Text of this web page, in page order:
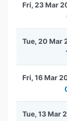
Fri, 23 Mar
Tue, 20 Mar
Fri, 16 Mar
Tue, 13 Mar